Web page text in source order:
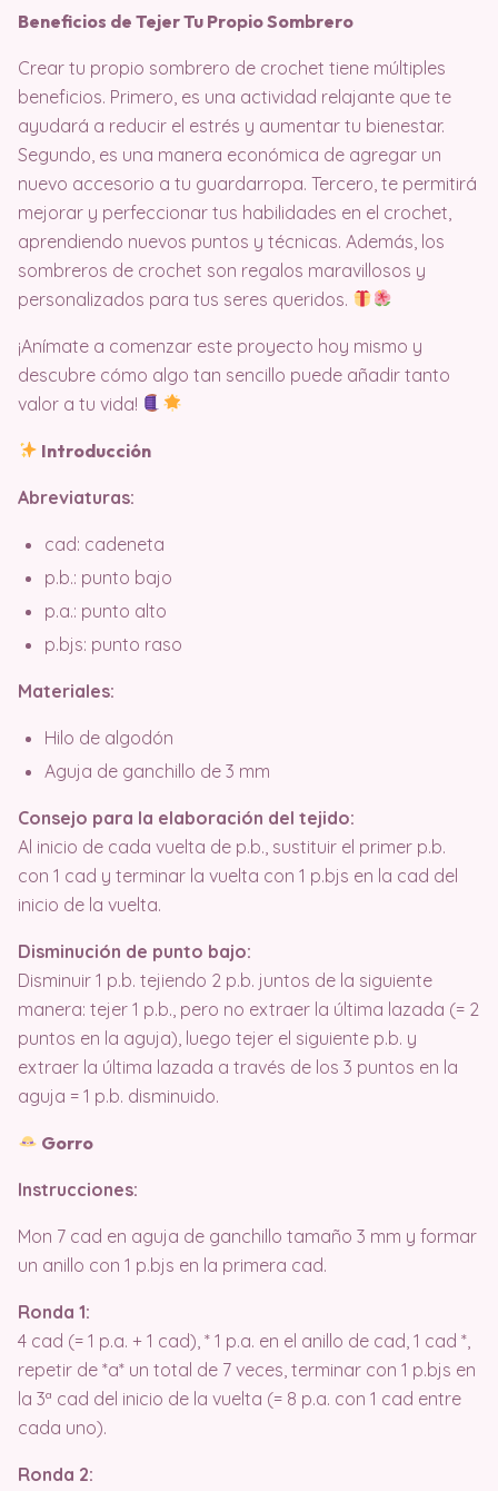
Beneficios de Tejer Tu Propio Sombrero
Crear tu propio sombrero de crochet tiene múltiples
beneficios. Primero, es una actividad relajante que te
ayudará a reducir el estrés y aumentar tu bienestar.
Segundo, es una manera económica de agregar un
nuevo accesorio a tu guardarropa. Tercero, te permitirá
mejorar y perfeccionar tus habilidades en el crochet,
aprendiendo nuevos puntos y técnicas. Además, los
sombreros de crochet son regalos maravillosos y
personalizados para tus seres queridos.
¡Anímate a comenzar este proyecto hoy mismo y
descubre cómo algo tan sencillo puede añadir tanto
valor a tu vida!
Introducción
Abreviaturas:
cad: cadeneta
p.b.: punto bajo
p.a.: punto alto
p.bjs: punto raso
Materiales:
Hilo de algodón
Aguja de ganchillo de 3 mm
Consejo para la elaboración del tejido:
Al inicio de cada vuelta de p.b., sustituir el primer p.b.
con 1 cad y terminar la vuelta con 1 p.bjs en la cad del
inicio de la vuelta.
Disminución de punto bajo:
Disminuir 1 p.b. tejiendo 2 p.b. juntos de la siguiente
manera: tejer 1 p.b., pero no extraer la última lazada (= 2
puntos en la aguja), luego tejer el siguiente p.b. y
extraer la última lazada a través de los 3 puntos en la
aguja = 1 p.b. disminuido.
Gorro
Instrucciones:
Mon 7 cad en aguja de ganchillo tamaño 3 mm y formar
un anillo con 1 p.bjs en la primera cad.
Ronda 1:
4 cad (= 1 p.a. + 1 cad), * 1 p.a. en el anillo de cad, 1 cad *,
repetir de *a* un total de 7 veces, terminar con 1 p.bjs en
la 3ª cad del inicio de la vuelta (= 8 p.a. con 1 cad entre
cada uno).
Ronda 2: